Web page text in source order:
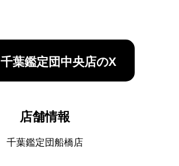
千葉鑑定団中央店のX
店舗情報
千葉鑑定団船橋店